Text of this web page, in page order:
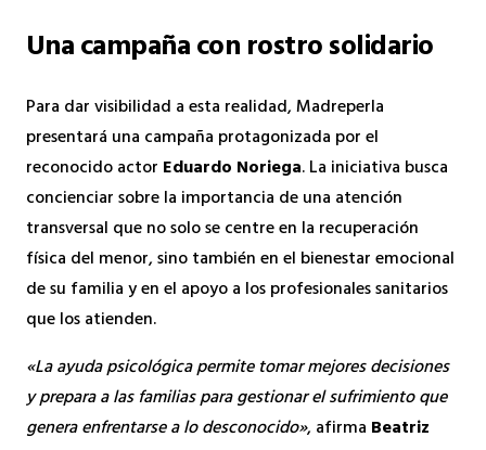
Una campaña con rostro solidario
Para dar visibilidad a esta realidad, Madreperla
presentará una campaña protagonizada por el
reconocido actor Eduardo Noriega. La iniciativa busca
concienciar sobre la importancia de una atención
transversal que no solo se centre en la recuperación
física del menor, sino también en el bienestar emocional
de su familia y en el apoyo a los profesionales sanitarios
que los atienden.
«La ayuda psicológica permite tomar mejores decisiones
y prepara a las familias para gestionar el sufrimiento que
genera enfrentarse a lo desconocido», afirma Beatriz